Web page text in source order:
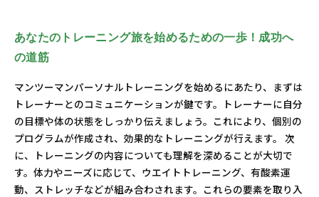
あなたのトレーニング旅を始めるための一歩！成功へ
の道筋
マンツーマンパーソナルトレーニングを始めるにあたり、まずは
トレーナーとのコミュニケーションが鍵です。トレーナーに自分
の目標や体の状態をしっかり伝えましょう。これにより、個別の
プログラムが作成され、効果的なトレーニングが行えます。 次
に、トレーニングの内容についても理解を深めることが大切で
す。体力やニーズに応じて、ウエイトトレーニング、有酸素運
動、ストレッチなどが組み合わされます。これらの要素を取り入